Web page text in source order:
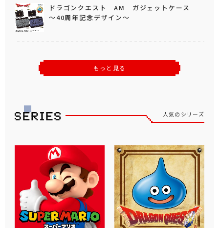
ドラゴンクエスト AM ガジェットケース
～40周年記念デザイン～
もっと見る
人気のシリーズ